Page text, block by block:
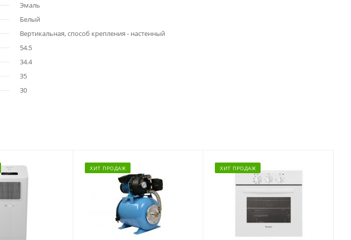
Эмаль
Белый
Вертикальная, способ крепления - настенный
54.5
34.4
35
30
ХИТ ПРОДАЖ ХИТ ПРОДАЖ